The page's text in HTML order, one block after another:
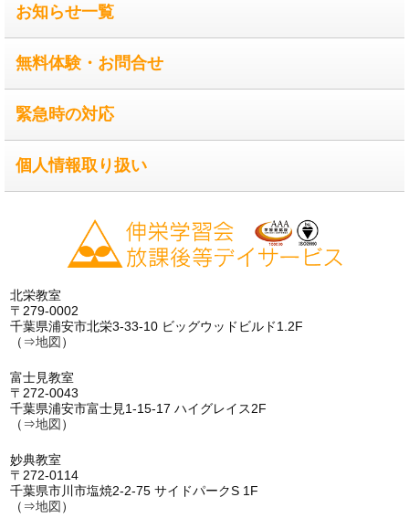
お知らせ一覧
無料体験・お問合せ
緊急時の対応
個人情報取り扱い
北栄教室
〒279-0002
千葉県浦安市北栄3-33-10 ビッグウッドビルド1.2F
（⇒地図 ）
富士見教室
〒272-0043
千葉県浦安市富士見1-15-17 ハイグレイス2F
（⇒地図 ）
妙典教室
〒272-0114
千葉県市川市塩焼2-2-75 サイドパークS 1F
（⇒地図 ）